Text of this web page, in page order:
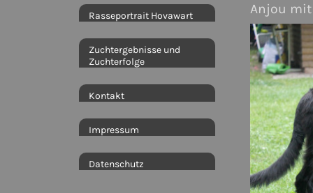
Rasseportrait Hovawart
Zuchtergebnisse und
Zuchterfolge
Kontakt
Impressum
Datenschutz
Anjou